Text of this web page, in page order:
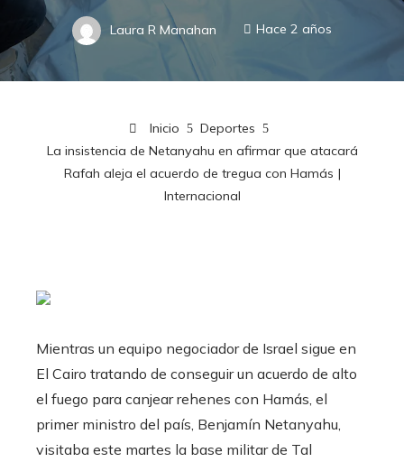
Laura R Manahan Hace 2 años
Inicio
Deportes
La insistencia de Netanyahu en afirmar que atacará
Rafah aleja el acuerdo de tregua con Hamás |
Internacional
Mientras un equipo negociador de Israel sigue en
El Cairo tratando de conseguir un acuerdo de alto
el fuego para canjear rehenes con Hamás, el
primer ministro del país, Benjamín Netanyahu,
visitaba este martes la base militar de Tal